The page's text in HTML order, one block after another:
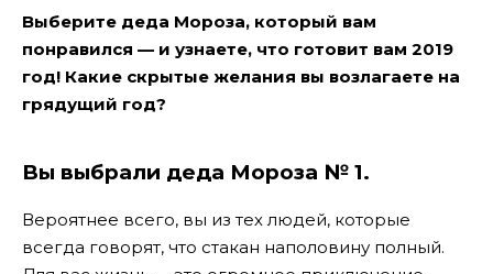
Выберите деда Мороза, который вам
понравился — и узнаете, что готовит вам 2019
год! Какие скрытые желания вы возлагаете на
грядущий год?
Вы выбрали деда Мороза № 1.
Вероятнее всего, вы из тех людей, которые
всегда говорят, что стакан наполовину полный.